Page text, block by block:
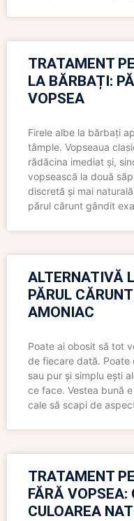
TRATAMENT
LA BĂRBAȚI:
VOPSEA
Firele albe la bărbați
tâmple. Vopseaua
rădăcina imediat și,
vopsească la două
discretă și mai
părul cărunt gândit
ALTERNATIVĂ
PĂRUL
AMONIAC
Poate ai obosit să tot
de fiecare dată. Poate
sau pur și simplu ești
ce face. Vestea bună
cale să scapi de
TRATAMENT
FĂRĂ VOPSEA:
CULOAREA